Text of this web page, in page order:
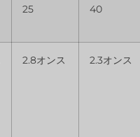
25 40
2.8オンス 2.3オンス